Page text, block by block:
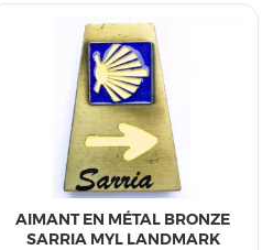
AIMANT EN MÉTAL BRONZE
SARRIA MYL LANDMARK